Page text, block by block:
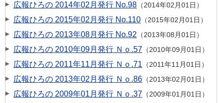
広報ひろの 2014年02月発行 No.98 2014年02月01日
広報ひろの 2015年02月発行 No.110 2015年02月01日
広報ひろの 2013年08月発行 No.92 2013年08月01日
広報ひろの 2010年09月発行 Ｎｏ.57 2010年09月01日
広報ひろの 2011年11月発行 Ｎｏ.71 2011年11月01日
広報ひろの 2013年02月発行 Ｎｏ.86 2013年02月01日
広報ひろの 2009年01月発行 Ｎｏ.37 2009年01月01日